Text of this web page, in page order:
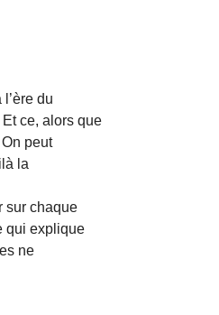
du
ce, alors que
peut
la
sur chaque
qui explique
ne